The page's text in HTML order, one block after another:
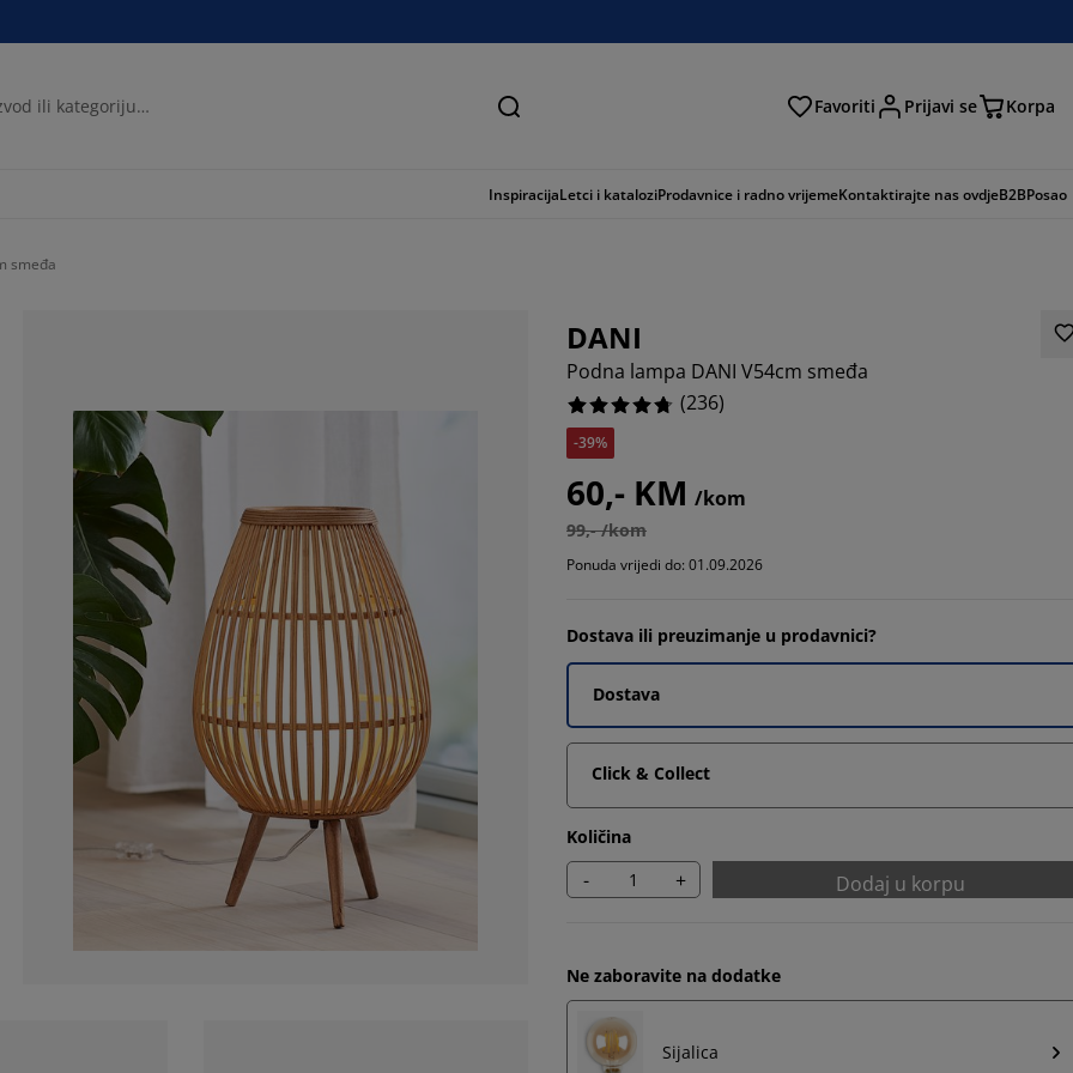
Traži Favoriti Prijavi se Korpa
InspiracijaLetci i kataloziProdavnice i radno vrijemeKontaktirajte nas ovdjeB2BPosao
smeđa
DANI
Podna lampa DANI V54cm smeđa
(236)
-39%
60,- KM /kom
99,- /kom
Ponuda vrijedi do: 01.09.2026
Dostava ili preuzimanje u prodavnici?
Dostava
Click & Collect
Količina
- + Dodaj u korpu
Ne zaboravite na dodatke
Sijalica
11.864406779661017%
2.5423728813559325%
2.11864406779661%
1.694915254237288%